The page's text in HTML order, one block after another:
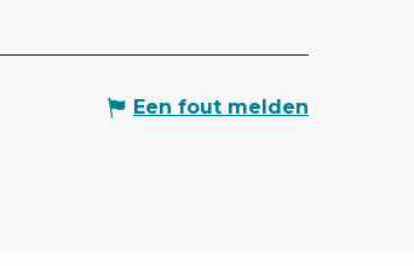
Een fout melden